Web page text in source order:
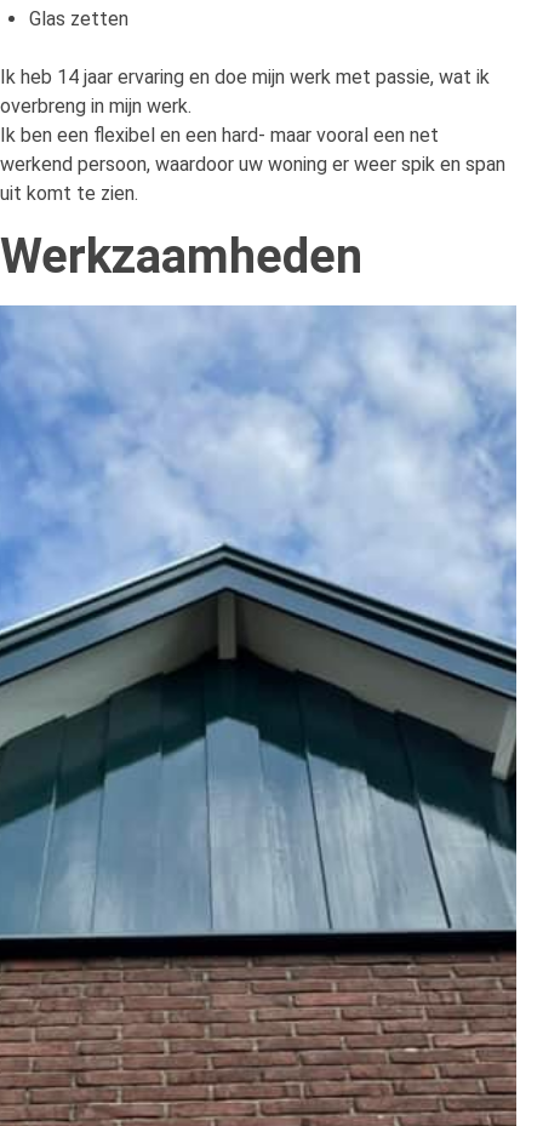
Glas zetten
Ik heb 14 jaar ervaring en doe mijn werk met passie, wat ik
overbreng in mijn werk.
Ik ben een flexibel en een hard- maar vooral een net
werkend persoon, waardoor uw woning er weer spik en span
uit komt te zien.
Werkzaamheden